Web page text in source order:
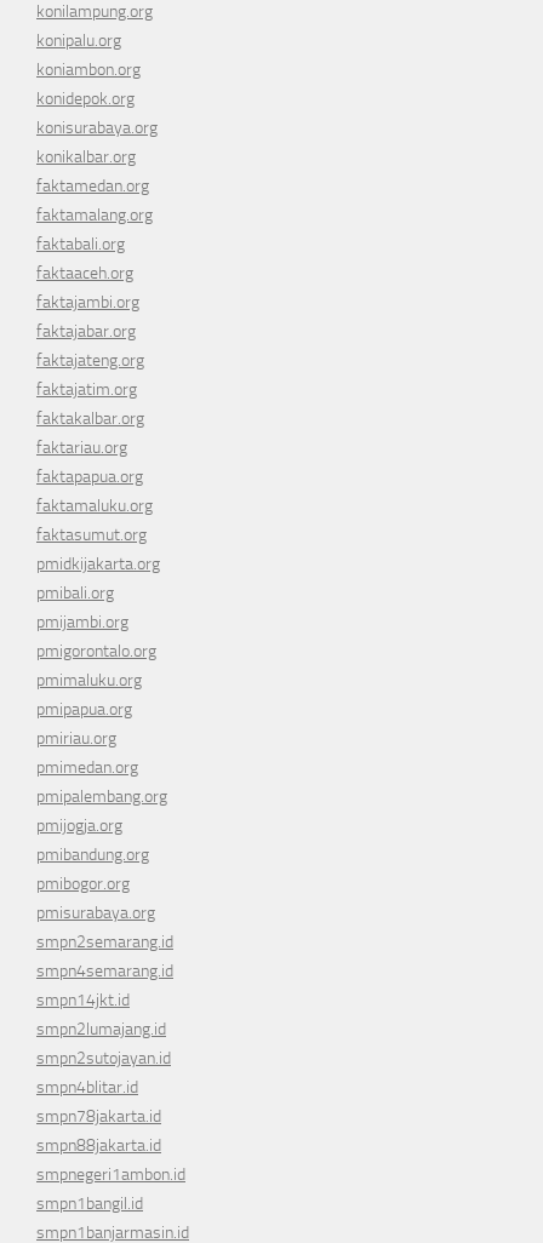
konilampung.org
konipalu.org
koniambon.org
konidepok.org
konisurabaya.org
konikalbar.org
faktamedan.org
faktamalang.org
faktabali.org
faktaaceh.org
faktajambi.org
faktajabar.org
faktajateng.org
faktajatim.org
faktakalbar.org
faktariau.org
faktapapua.org
faktamaluku.org
faktasumut.org
pmidkijakarta.org
pmibali.org
pmijambi.org
pmigorontalo.org
pmimaluku.org
pmipapua.org
pmiriau.org
pmimedan.org
pmipalembang.org
pmijogja.org
pmibandung.org
pmibogor.org
pmisurabaya.org
smpn2semarang.id
smpn4semarang.id
smpn14jkt.id
smpn2lumajang.id
smpn2sutojayan.id
smpn4blitar.id
smpn78jakarta.id
smpn88jakarta.id
smpnegeri1ambon.id
smpn1bangil.id
smpn1banjarmasin.id